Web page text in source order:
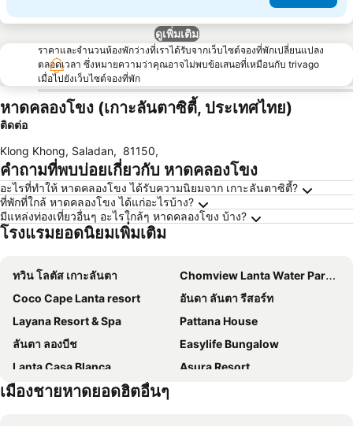
ดูเพิ่มเติม
ราคาและจำนวนห้องพักว่างที่เราได้รับจากเว็บไซต์จองที่พักเปลี่ยนแปลง
ตลอดเวลา ซึ่งหมายความว่าคุณอาจไม่พบข้อเสนอที่เหมือนกับ trivago
เมื่อไปยังเว็บไซต์จองที่พัก
หาดคลองโขง (เกาะลันตาซิตี้, ประเทศไทย)
ติดต่อ
Klong Khong, Saladan, 81150,
คำถามที่พบบ่อยเกี่ยวกับ หาดคลองโขง
อะไรที่ทำให้ หาดคลองโขง ได้รับความนิยมจาก เกาะลันตาซิตี้?
ที่พักที่ใกล้ หาดคลองโขง ได้แก่อะไรบ้าง?
มีแหล่งท่องเที่ยวอื่นๆ อะไรใกล้ๆ หาดคลองโขง บ้าง?
โรงแรมยอดนิยมเพิ่มเติม
ทวิน โลตัส เกาะลันตา
Chomview Lanta Water Park Resort
Coco Cape Lanta resort
อันดา ลันตา รีสอร์ท
Layana Resort & Spa
Pattana House
ลันตา ลองบีช
Easylife Bungalow
Lanta Casa Blanca
Asura Resort
ลันตาวิลลารีสอร์ท
เมืองชายหาดยอดฮิตอื่นๆ